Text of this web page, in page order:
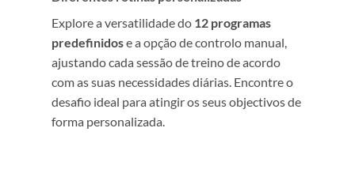
Explore a versatilidade do 12 programas
predefinidose a opção de controlo manual,
ajustando cada sessão de treino de acordo
com as suas necessidades diárias. Encontre o
desafio ideal para atingir os seus objectivos de
forma personalizada.